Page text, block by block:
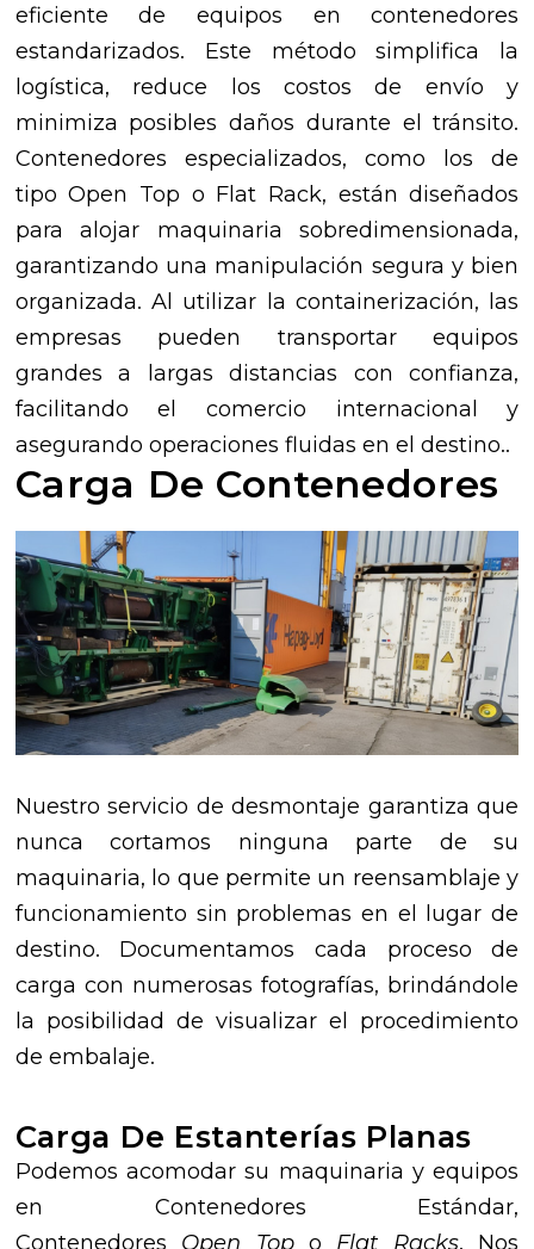
eficiente de equipos en contenedores
estandarizados. Este método simplifica la
logística, reduce los costos de envío y
minimiza posibles daños durante el tránsito.
Contenedores especializados, como los de
tipo Open Top o Flat Rack, están diseñados
para alojar maquinaria sobredimensionada,
garantizando una manipulación segura y bien
organizada. Al utilizar la containerización, las
empresas pueden transportar equipos
grandes a largas distancias con confianza,
facilitando el comercio internacional y
asegurando operaciones fluidas en el destino..
Carga De Contenedores
Nuestro servicio de desmontaje garantiza que
nunca cortamos ninguna parte de su
maquinaria, lo que permite un reensamblaje y
funcionamiento sin problemas en el lugar de
destino. Documentamos cada proceso de
carga con numerosas fotografías, brindándole
la posibilidad de visualizar el procedimiento
de embalaje.
Carga De Estanterías Planas
Podemos acomodar su maquinaria y equipos
en Contenedores Estándar,
Contenedores Open Topo Flat Racks. Nos